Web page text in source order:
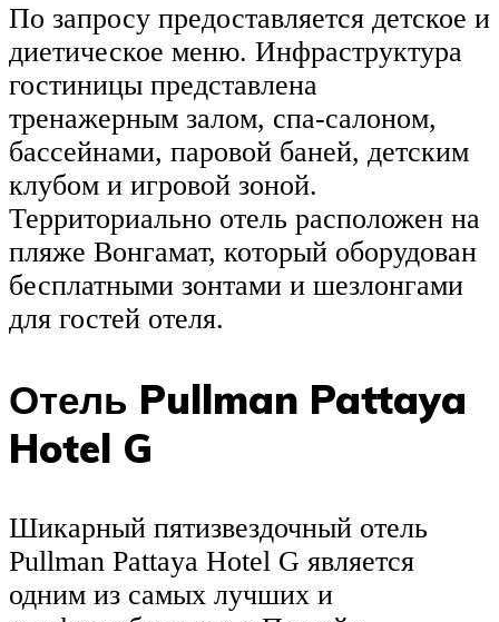
По запросу предоставляется детское и
диетическое меню. Инфраструктура
гостиницы представлена
тренажерным залом, спа-салоном,
бассейнами, паровой баней, детским
клубом и игровой зоной.
Территориально отель расположен на
пляже Вонгамат, который оборудован
бесплатными зонтами и шезлонгами
для гостей отеля.
Отель Pullman Pattaya
Hotel G
Шикарный пятизвездочный отель
Pullman Pattaya Hotel G является
одним из самых лучших и